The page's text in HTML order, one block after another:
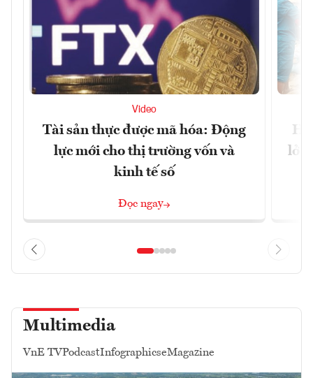
Video
Tài sản thực được mã hóa: Động
lực mới cho thị trường vốn và
kinh tế số
Đọc ngay
lở
Multimedia
VnE TVPodcastInfographicseMagazine